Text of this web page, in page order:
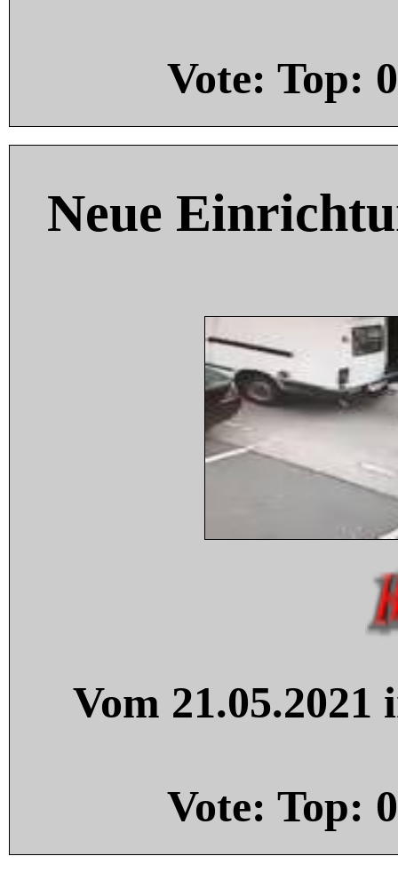
Vote: Top: 0
Neue
Vom
Vote: Top: 0